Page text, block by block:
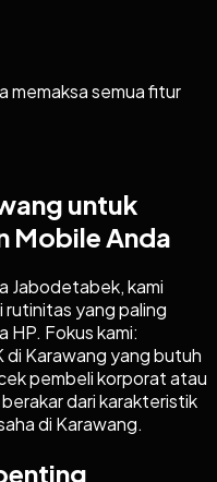
memaksa semua fitur
untuk
Mobile Anda
Jabodetabek, kami
rutinitas yang paling
HP. Fokus kami:
di Karawang yang butuh
pembeli korporat atau
dari karakteristik
di Karawang.